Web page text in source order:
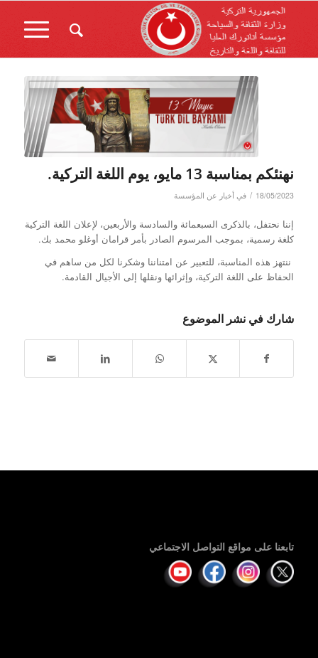
نهنئكم بمناسبة 13 مايو، يوم اللغة التركية.
18/05/2023
/ في أخبار عن المؤسسة
إننا نحتفل، بالذكرى السبعمائة والسادسة والأربعين، لإعلان اللغة التركية
كلغة رسمية، بموجب المرسوم الصادر بأمر قرامان أوغلو محمد بك.
ننتهز هذه المناسبة، للتعبير عن امتناننا وشكرنا لكل من ساهم في
الحفاظ على اللغة التركية، وإثرائها ونقلها إلى الأجيال القادمة.
شارك في نشر الموضوع
تابعنا على مواقع التواصل الاجتماعي